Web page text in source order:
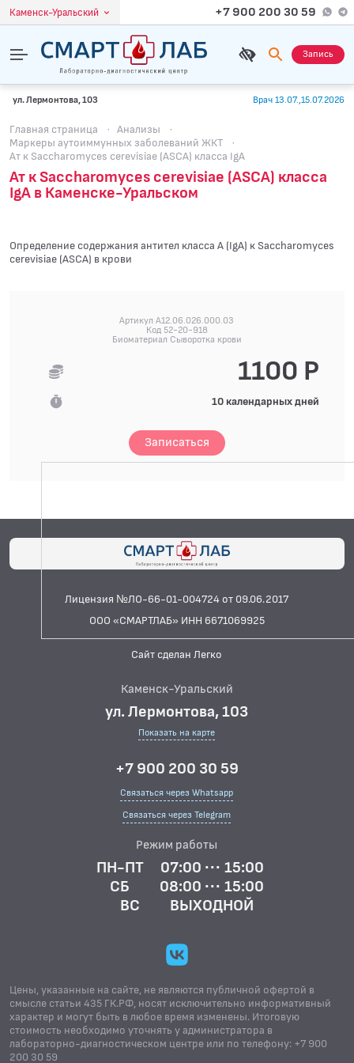
Каменск-Уральский +7 900 200 30 59
Запись
ул. Лермонтова, 103 Врач 13.07.,15.07.2026
Главная страница · Анализы
·
Маркеры аутоиммунных заболеваний ЖКТ
·
Ат к Saccharomyces cerevisiae (ASCA) класса IgA
Ат к Saccharomyces cerevisiae (ASCA) класса
IgA в Каменске-Уральском
Определение содержания антител класса A (IgA) к Sacchаromyces
cerevisiae (ASCA) в крови
Артикул A12.06.026.000.03
Код 52-20-918
Биоматериал Сыворотка крови
1100 Р
10 календарных дней
Записаться
Лицензия №ЛО-66-01-004724 от 09.06.2017
ООО «СМАРТЛАБ» ИНН 6671069925
Сайт сделан Легко
Каменск-Уральский
ул. Лермонтова, 103
Показать на карте
+7 900 200 30 59
Связаться через Whatsapp
Связаться через Telegram
Режим работы
ПН-ПТ
07:00 ··· 15:00
СБ
08:00 ··· 15:00
ВС
ВЫХОДНОЙ
Цены, указанные на сайте, не являются публичной офертой в
смысле статьи 435 ГК.РФ, носят исключительно информативный
характер и могут быть в любое время изменены. Итоговую
стоимость необходимо уточнять у администратора в
лабораторно-диагностическом центре или по телефону: +7 900
200 30 59